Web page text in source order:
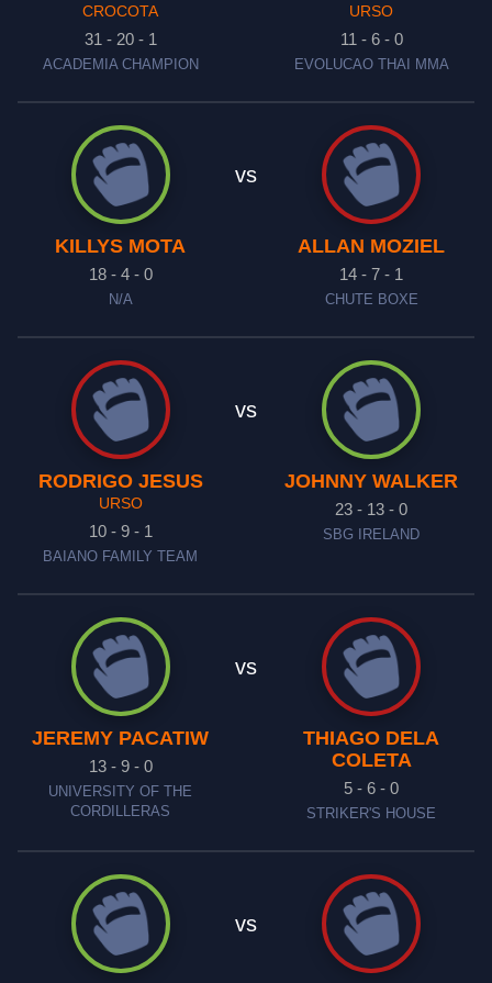
CROCOTA
31 - 20 - 1
ACADEMIA CHAMPION
URSO
11 - 6 - 0
EVOLUCAO THAI MMA
KILLYS MOTA
18 - 4 - 0
N/A
vs
ALLAN MOZIEL
14 - 7 - 1
CHUTE BOXE
RODRIGO JESUS
URSO
10 - 9 - 1
BAIANO FAMILY TEAM
vs
JOHNNY WALKER
23 - 13 - 0
SBG IRELAND
JEREMY PACATIW
13 - 9 - 0
UNIVERSITY OF THE
CORDILLERAS
vs
THIAGO DELA
COLETA
5 - 6 - 0
STRIKER'S HOUSE
vs